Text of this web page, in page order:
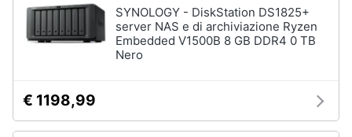
SYNOLOGY - DiskStation DS1825+
server NAS e di archiviazione Ryzen
Embedded V1500B 8 GB DDR4 0 TB
Nero
€ 1198,99